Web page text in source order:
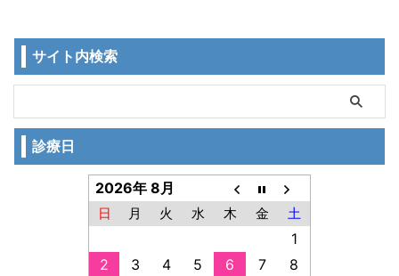
サイト内検索
診療日
2026年 8月
日 月 火 水 木 金 土
1
2
3 4 5 6 7
8